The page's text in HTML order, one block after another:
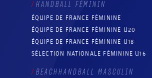
HANDBALL FÉMININ
ÉQUIPE DE FRANCE FÉMININE
ÉQUIPE DE FRANCE FÉMININE U20
ÉQUIPE DE FRANCE FÉMININE U18
SÉLECTION NATIONALE FÉMININE U16
BEACHHANDBALL MASCULIN